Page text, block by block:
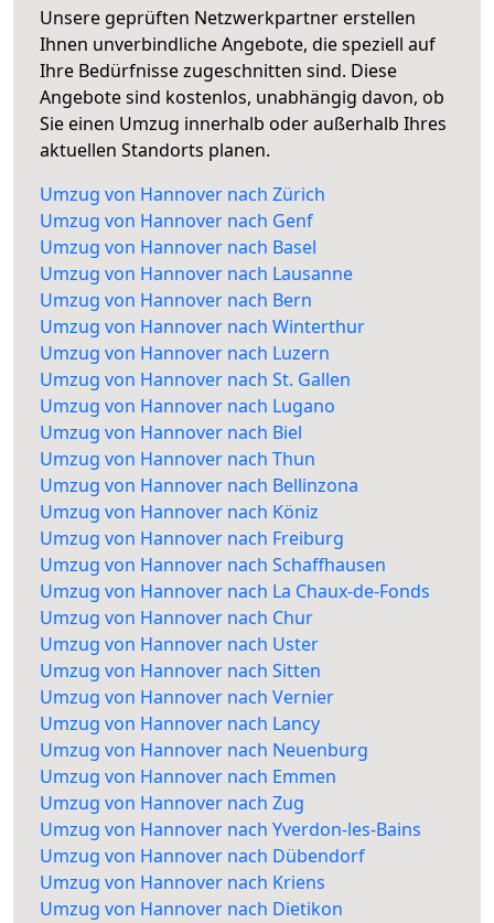
Unsere geprüften Netzwerkpartner erstellen
Ihnen unverbindliche Angebote, die speziell auf
Ihre Bedürfnisse zugeschnitten sind. Diese
Angebote sind kostenlos, unabhängig davon, ob
Sie einen Umzug innerhalb oder außerhalb Ihres
aktuellen Standorts planen.
Umzug von Hannover nach Zürich
Umzug von Hannover nach Genf
Umzug von Hannover nach Basel
Umzug von Hannover nach Lausanne
Umzug von Hannover nach Bern
Umzug von Hannover nach Winterthur
Umzug von Hannover nach Luzern
Umzug von Hannover nach St. Gallen
Umzug von Hannover nach Lugano
Umzug von Hannover nach Biel
Umzug von Hannover nach Thun
Umzug von Hannover nach Bellinzona
Umzug von Hannover nach Köniz
Umzug von Hannover nach Freiburg
Umzug von Hannover nach Schaffhausen
Umzug von Hannover nach La Chaux-de-Fonds
Umzug von Hannover nach Chur
Umzug von Hannover nach Uster
Umzug von Hannover nach Sitten
Umzug von Hannover nach Vernier
Umzug von Hannover nach Lancy
Umzug von Hannover nach Neuenburg
Umzug von Hannover nach Emmen
Umzug von Hannover nach Zug
Umzug von Hannover nach Yverdon-les-Bains
Umzug von Hannover nach Dübendorf
Umzug von Hannover nach Kriens
Umzug von Hannover nach Dietikon